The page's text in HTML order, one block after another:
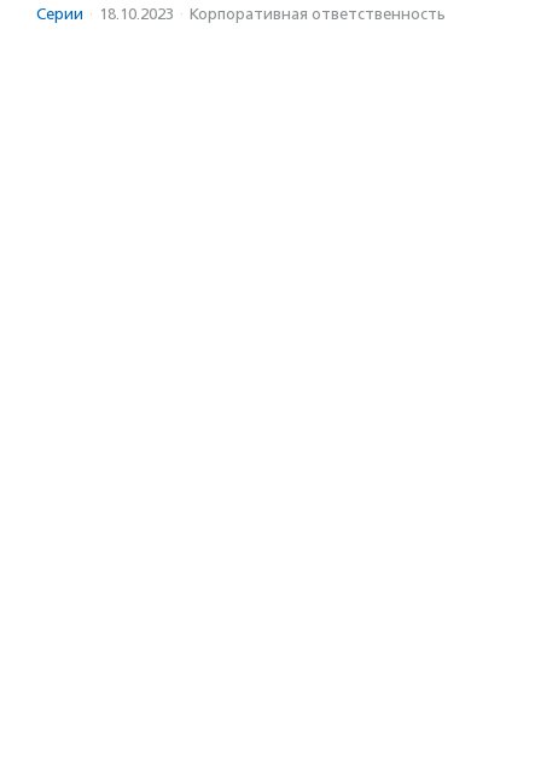
Серии · 18.10.2023 · Корпоративная ответственность